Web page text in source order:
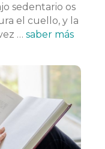
sedentario os
el cuello, y la
… saber más